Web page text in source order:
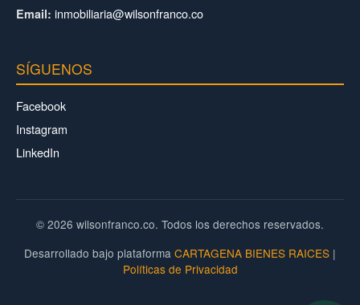
Email: inmobiliaria@wilsonfranco.co
SÍGUENOS
Facebook
Instagram
LinkedIn
© 2026 wilsonfranco.co. Todos los derechos reservados.
Desarrollado bajo plataforma CARTAGENA BIENES RAICES |
Políticas de Privacidad